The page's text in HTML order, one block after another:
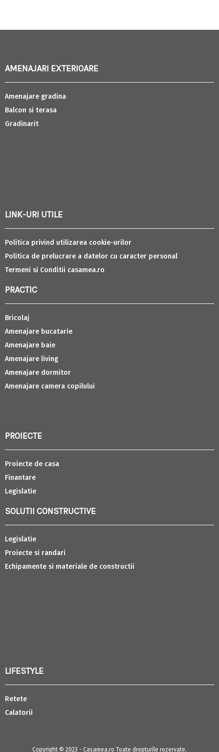
AMENAJARI EXTERIOARE
Amenajare gradina
Balcon si terasa
Gradinarit
LINK-URI UTILE
Politica privind utilizarea cookie-urilor
Politica de prelucrare a datelor cu caracter personal
Termeni si Conditii casamea.ro
PRACTIC
Bricolaj
Amenajare bucatarie
Amenajare baie
Amenajare living
Amenajare dormitor
Amenajare camera copilului
PROIECTE
Proiecte de casa
Finantare
Legislatie
SOLUTII CONSTRUCTIVE
Legislatie
Proiecte si randari
Echipamente si materiale de constructii
LIFESTYLE
Retete
Calatorii
Copyright © 2023 - Casamea.ro Toate drepturile rezervate.